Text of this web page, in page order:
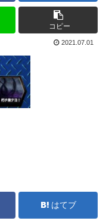
コピー
2021.07.01
はてブ